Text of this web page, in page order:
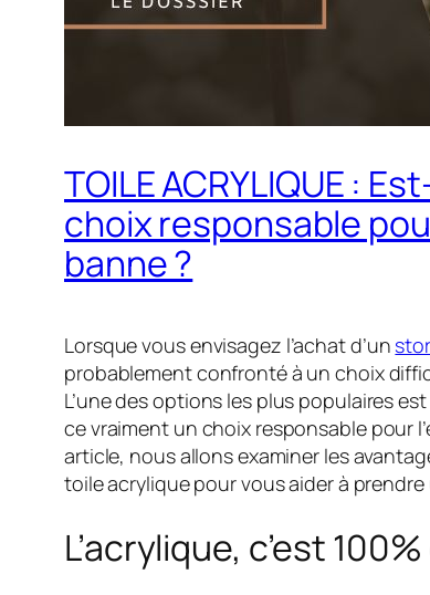
TOILE ACRYLIQUE :
choix responsable
banne ?
Lorsque vous envisagez l’achat d’un
probablement confronté à un choix
L’une des options les plus populaires
ce vraiment un choix responsable pour
article, nous allons examiner les
toile acrylique pour vous aider à
L’acrylique, c’est